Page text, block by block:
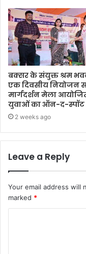
बक्सर के संयुक्त श्रम
एक दिवसीय नियोजन
मार्गदर्शन मेला
युवाओं का ऑन-द-
2 weeks ago
Leave a Reply
Your email address will
marked *